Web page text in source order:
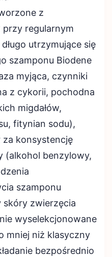
z
regularnym
utrzymujące się
szamponu Biodene
myjąca, czynniki
z cykorii, pochodna
migdałów,
fitynian sodu),
konsystencję
(alkohol benzylowy,
szamponu
skóry zwierzęcia
wyselekcjonowane
mniej niż klasyczny
bezpośrednio